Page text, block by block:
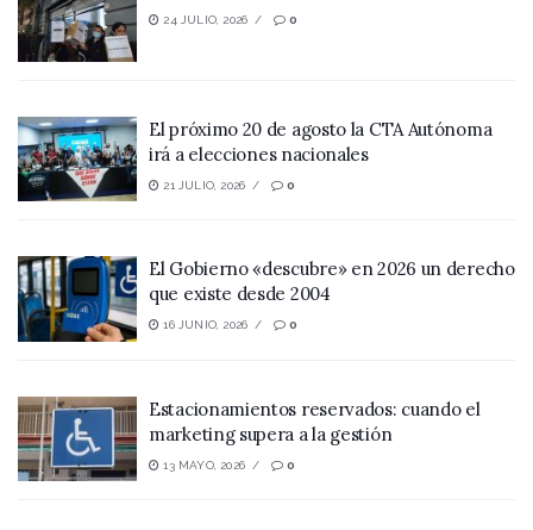
24 JULIO, 2026 0
El próximo 20 de agosto la CTA Autónoma
irá a elecciones nacionales
21 JULIO, 2026 0
El Gobierno «descubre» en 2026 un derecho
que existe desde 2004
16 JUNIO, 2026 0
Estacionamientos reservados: cuando el
marketing supera a la gestión
13 MAYO, 2026 0